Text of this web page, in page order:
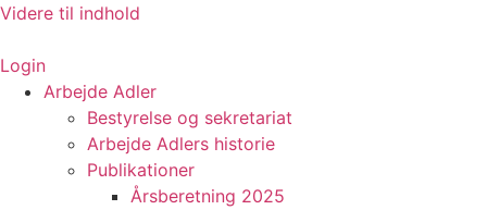
Videre til indhold
Login
Arbejde Adler
Bestyrelse og sekretariat
Arbejde Adlers historie
Publikationer
Årsberetning 2025